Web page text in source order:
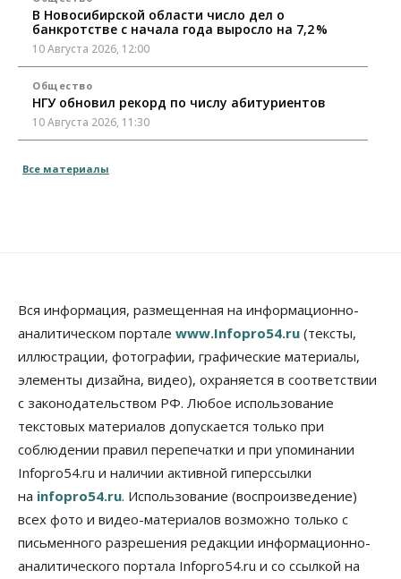
В Новосибирской области число дел о
банкротстве с начала года выросло на 7,2 %
10 Августа 2026, 12:00
Общество
НГУ обновил рекорд по числу абитуриентов
10 Августа 2026, 11:30
Полмиллиарда направят на доплаты
Власть Недвижимость Общество
В Минстрое НСО объяснили, как планируют
завершать долгострой на Серафимовича
10 Августа 2026, 11:00
Бизнес Город Общество
Большая часть улиц в Новосибирске закрыта для
движения самокатов
10 Августа 2026, 10:00
Новосибирский «Вектор» проводит исследование
резистентности ВИЧ в трёх странах
10 Августа 2026, 09:00
Все материалы
Вся информация, размещенная на информационно-
аналитическом портале www.Infopro54.ru (тексты,
иллюстрации, фотографии, графические материалы,
элементы дизайна, видео), охраняется в соответствии
с законодательством РФ. Любое использование
текстовых материалов допускается только при
соблюдении правил перепечатки и при упоминании
Infopro54.ru и наличии активной гиперссылки
на infopro54.ru. Использование (воспроизведение)
всех фото и видео-материалов возможно только с
письменного разрешения редакции информационно-
аналитического портала Infopro54.ru и со ссылкой на